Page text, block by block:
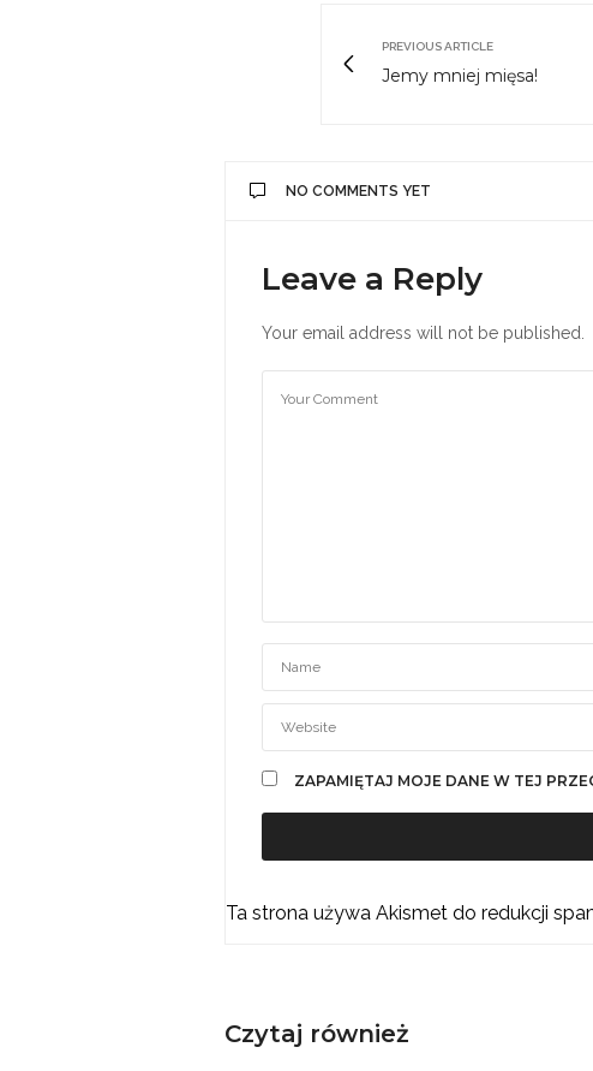
PREVIOUS ARTICLE
Jemy mniej mięsa!
NO COMMENTS YET
Leave a Reply
Your email address will not be published.
ZAPAMIĘTAJ MOJE DANE W TEJ
Ta strona używa Akismet do redukcji
Czytaj również